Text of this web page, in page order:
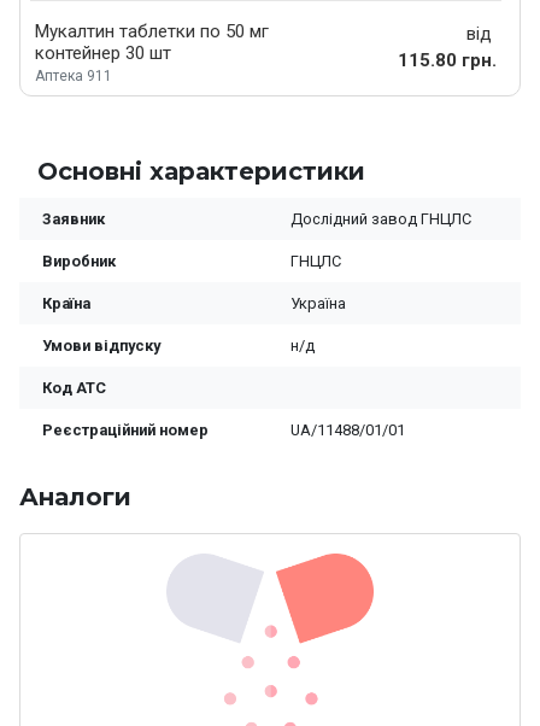
Мукалтин таблетки по 50 мг
контейнер 30 шт
Аптека 911
від
115.80 грн.
Основні характеристики
Заявник Дослідний завод ГНЦЛС
Виробник ГНЦЛС
Країна Україна
Умови відпуску н/д
Код ATC
Реєстраційний номер UA/11488/01/01
Аналоги